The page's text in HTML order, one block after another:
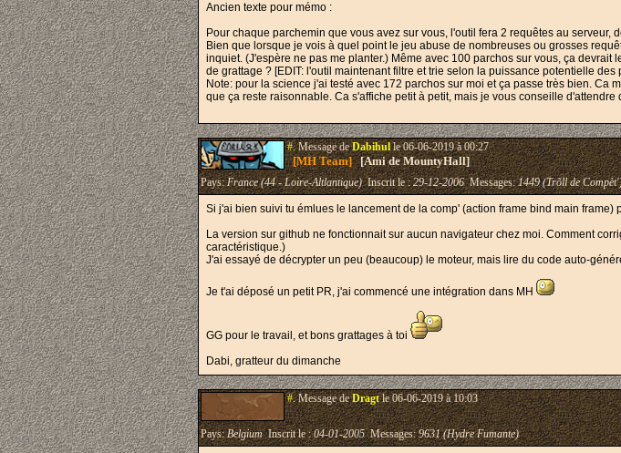
Ancien texte pour mémo :
Pour chaque parchemin que vous avez sur vous, l'outil fera 2 requêtes au serveur,
Bien que lorsque je vois à quel point le jeu abuse de nombreuses ou grosses
inquiet. (J'espère ne pas me planter.) Même avec 100 parchos sur vous, ça
de grattage ? [EDIT: l'outil maintenant filtre et trie selon la puissance potentielle des
Note: pour la science j'ai testé avec 172 parchos sur moi et ça passe très bien.
que ça reste raisonnable. Ca s'affiche petit à petit, mais je vous conseille
#.Message deDabihulle 06-06-2019 à 00:27
[MH Team][Ami de MountyHall]
Pays:France (44 - Loire-Altlantique)Inscrit le :29-12-2006Messages:1449 (Trõll de
Si j'ai bien suivi tu émlues le lancement de la comp' (action frame bind main
La version sur github ne fonctionnait sur aucun navigateur chez moi. Comment
caractéristique.)
J'ai essayé de décrypter un peu (beaucoup) le moteur, mais lire du code auto-
Je t'ai déposé un petit PR, j'ai commencé une intégration dans MH
GG pour le travail, et bons grattages à toi
Dabi, gratteur du dimanche
#.Message deDragtle 06-06-2019 à 10:03
Pays:BelgiumInscrit le :04-01-2005Messages:9631 (Hydre Fumante)